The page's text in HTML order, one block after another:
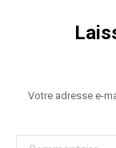
Votre adresse e-